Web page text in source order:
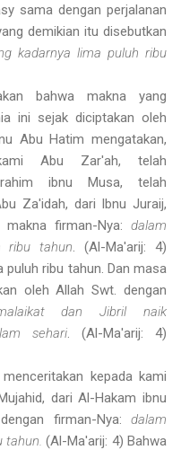
sama dengan perjalanan
demikian itu disebutkan
kadarnya lima puluh ribu
bahwa makna yang
ini sejak diciptakan oleh
Abu Hatim mengatakan,
Abu Zar'ah, telah
ibnu Musa, telah
Za'idah, dari Ibnu Juraij,
firman-Nya: dalam
ribu tahun . (Al-Ma'arij: 4)
puluh ribu tahun. Dan masa
oleh Allah Swt. dengan
malaikat dan Jibril naik
sehari . (Al-Ma'arij: 4)
kepada kami
dari Al-Hakam ibnu
firman-Nya: dalam
(Al-Ma'arij: 4) Bahwa